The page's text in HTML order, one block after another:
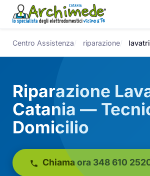
Centro Assistenza riparazione
Riparazione
Catania —
Domicilio
Chiama ora 348 610